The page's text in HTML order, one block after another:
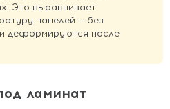
Это выравнивает
панелей — без
деформируются после
ламинат